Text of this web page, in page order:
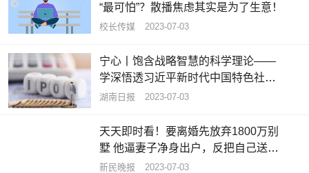
“最可怕”？散播焦虑其实是为了生意！
校长传媒 2023-07-03
宁心丨饱含战略智慧的科学理论——
学深悟透习近平新时代中国特色社会
主义思想之六 热头条
湖南日报 2023-07-03
天天即时看！要离婚先放弃1800万别
墅 他逼妻子净身出户，反把自己送进
班房
新民晚报 2023-07-03